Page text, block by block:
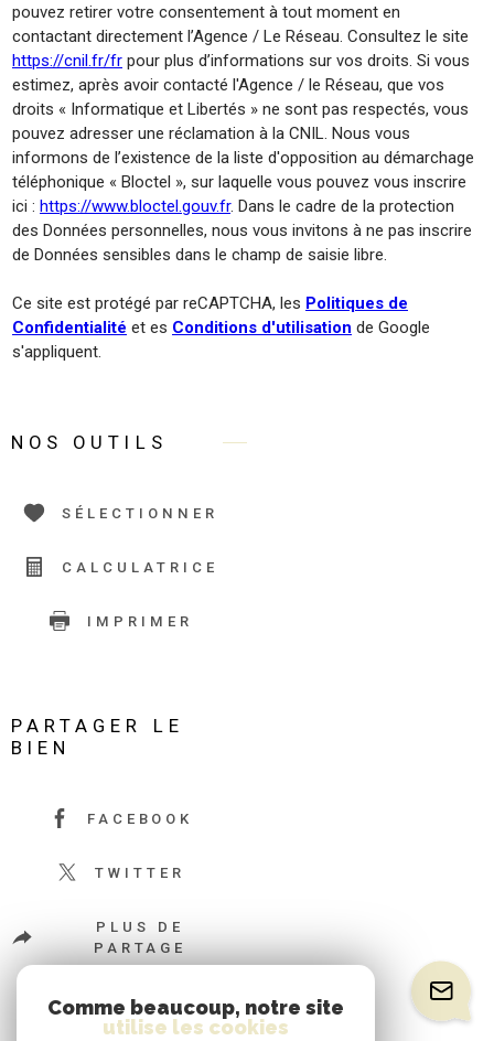
pouvez retirer votre consentement à tout moment en
contactant directement l’Agence / Le Réseau. Consultez le site
https://cnil.fr/fr pour plus d’informations sur vos droits. Si vous
estimez, après avoir contacté l'Agence / le Réseau, que vos
droits « Informatique et Libertés » ne sont pas respectés, vous
pouvez adresser une réclamation à la CNIL. Nous vous
informons de l’existence de la liste d'opposition au démarchage
téléphonique « Bloctel », sur laquelle vous pouvez vous inscrire
ici : https://www.bloctel.gouv.fr. Dans le cadre de la protection
des Données personnelles, nous vous invitons à ne pas inscrire
de Données sensibles dans le champ de saisie libre.
Ce site est protégé par reCAPTCHA, les Politiques de
Confidentialité et es Conditions d'utilisation de Google
s'appliquent.
NOS OUTILS
SÉLECTIONNER
CALCULATRICE
IMPRIMER
PARTAGER LE
BIEN
FACEBOOK
TWITTER
PLUS DE
PARTAGE
Comme beaucoup, notre site
utilise les cookies